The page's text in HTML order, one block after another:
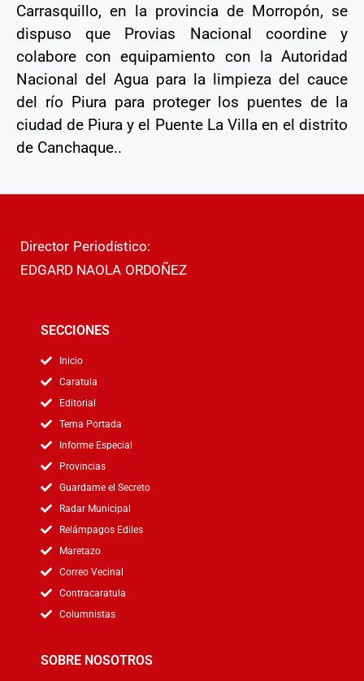
Carrasquillo, en la provincia de Morropón, se
dispuso que Provias Nacional coordine y
colabore con equipamiento con la Autoridad
Nacional del Agua para la limpieza del cauce
del río Piura para proteger los puentes de la
ciudad de Piura y el Puente La Villa en el distrito
de Canchaque..
Director Periodístico:
EDGARD NAOLA ORDOÑEZ
SECCIONES
Inicio
Caratula
Editorial
Tema Portada
Informe Especial
Provincias
Guardame el Secreto
Radar Municipal
Relámpagos Ediles
Maretazo
Correo Vecinal
Contracaratula
Columnistas
SOBRE NOSOTROS